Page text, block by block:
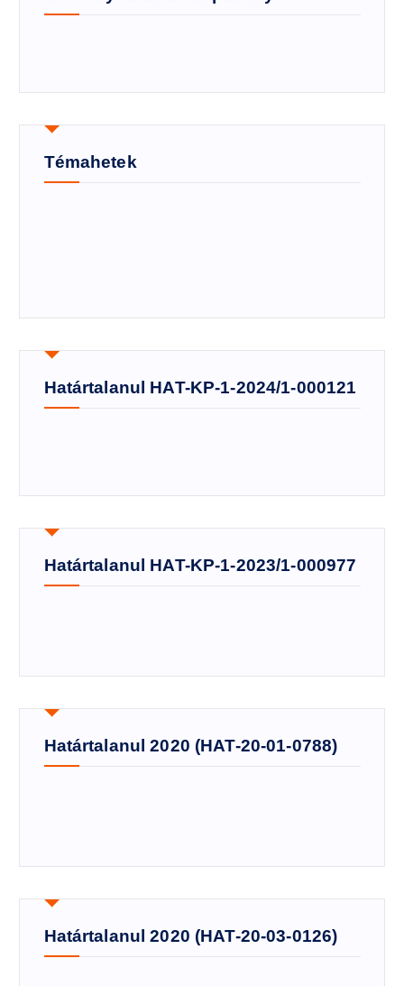
Témahetek
Határtalanul HAT-KP-1-2024/1-000121
Határtalanul HAT-KP-1-2023/1-000977
Határtalanul 2020 (HAT-20-01-0788)
Határtalanul 2020 (HAT-20-03-0126)